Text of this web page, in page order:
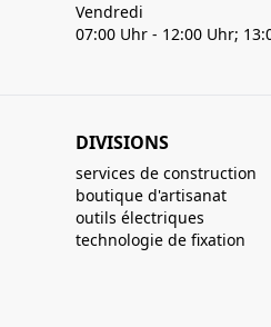
Vendredi
07:00 Uhr - 12:00 Uhr;
DIVISIONS
services de construction
boutique d'artisanat
outils électriques
technologie de fixation